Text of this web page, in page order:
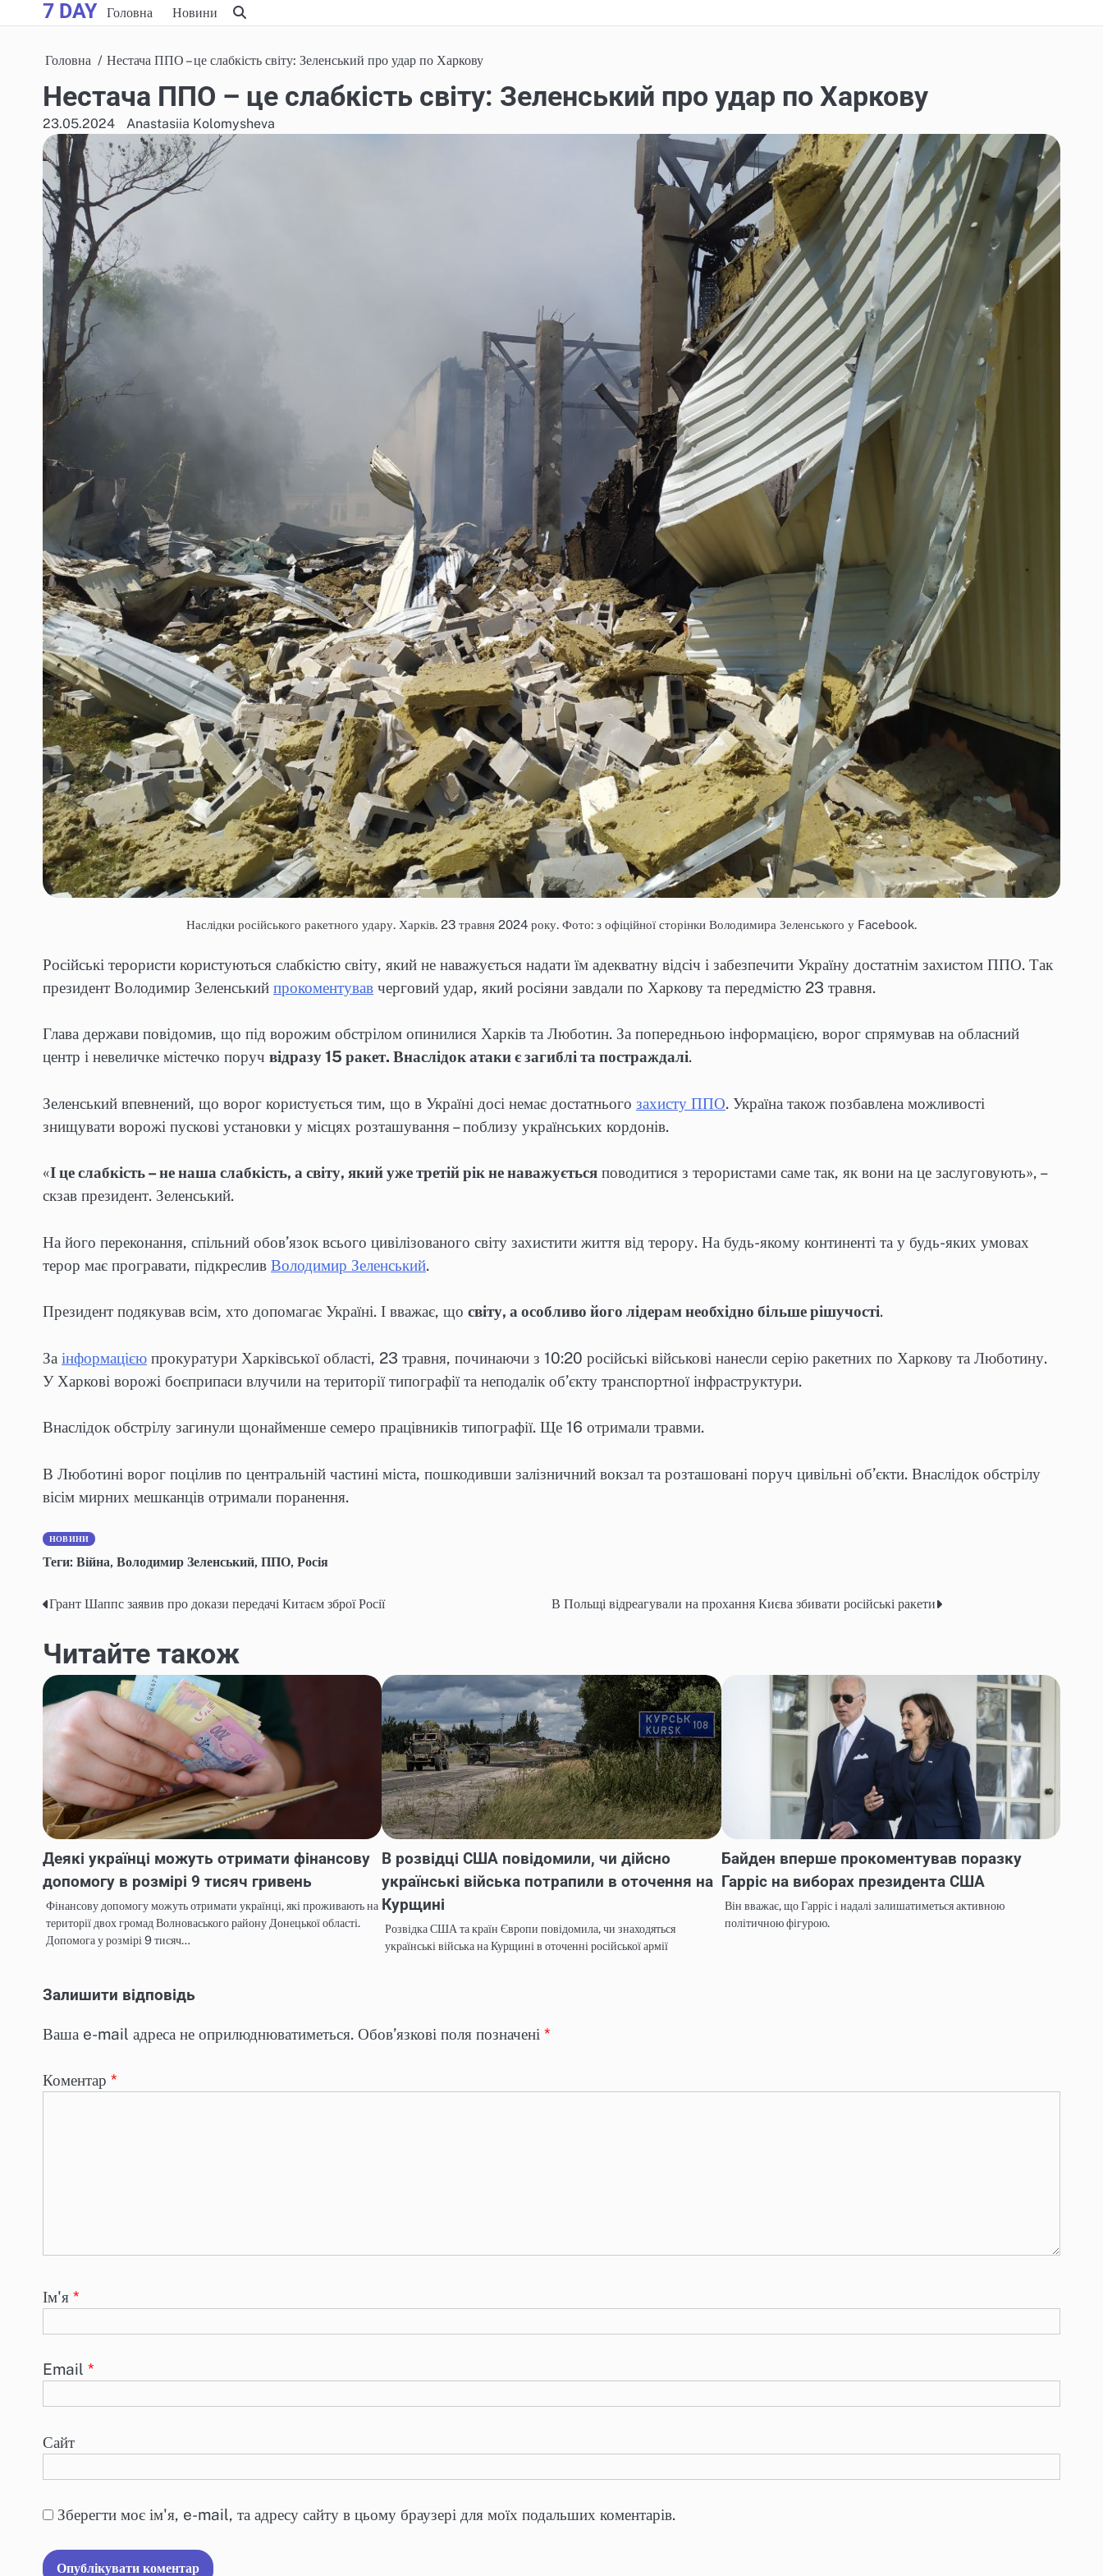
to
7 DAY Головна Новини
Головна Нестача ППО – це слабкість світу: Зеленський про удар по Харкову
Нестача ППО – це слабкість світу: Зеленський про удар по Харкову
23.05.2024 Anastasiia Kolomysheva
Наслідки російського ракетного удару. Харків. 23 травня 2024 року. Фото: з офіційної сторінки Володимира Зеленського у Facebook.
Російські терористи користуються слабкістю світу, який не наважується надати їм адекватну відсіч і забезпечити Україну достатнім захистом ППО. Так
президент Володимир Зеленський прокоментував черговий удар, який росіяни завдали по Харкову та передмістю 23 травня.
Глава держави повідомив, що під ворожим обстрілом опинилися Харків та Люботин. За попередньою інформацією, ворог спрямував на обласний
центр і невеличке містечко поруч відразу 15 ракет. Внаслідок атаки є загиблі та постраждалі.
Зеленський впевнений, що ворог користується тим, що в Україні досі немає достатнього захисту ППО. Україна також позбавлена можливості
знищувати ворожі пускові установки у місцях розташування – поблизу українських кордонів.
«І це слабкість – не наша слабкість, а світу, який уже третій рік не наважується поводитися з терористами саме так, як вони на це заслуговують», –
скзав президент. Зеленський.
На його переконання, спільний обов’язок всього цивілізованого світу захистити життя від терору. На будь-якому континенті та у будь-яких умовах
терор має програвати, підкреслив Володимир Зеленський.
Президент подякував всім, хто допомагає Україні. І вважає, що світу, а особливо його лідерам необхідно більше рішучості.
За інформацією прокуратури Харківської області, 23 травня, починаючи з 10:20 російські військові нанесли серію ракетних по Харкову та Люботину.
У Харкові ворожі боєприпаси влучили на території типографії та неподалік об’єкту транспортної інфраструктури.
Внаслідок обстрілу загинули щонайменше семеро працівників типографії. Ще 16 отримали травми.
В Люботині ворог поцілив по центральній частині міста, пошкодивши залізничний вокзал та розташовані поруч цивільні об’єкти. Внаслідок обстрілу
вісім мирних мешканців отримали поранення.
НОВИНИ
Теги: Війна, Володимир Зеленський, ППО, Росія
Навігація
записів
Грант Шаппс заявив про докази передачі Китаєм зброї Росії В Польщі відреагували на прохання Києва збивати російські ракети
Читайте також
Деякі українці можуть отримати фінансову
допомогу в розмірі 9 тисяч гривень
Фінансову допомогу можуть отримати українці, які проживають на
території двох громад Волноваського району Донецької області.
Допомога у розмірі 9 тисяч…
В розвідці США повідомили, чи дійсно
українські війська потрапили в оточення на
Курщині
Розвідка США та країн Європи повідомила, чи знаходяться
українські війська на Курщині в оточенні російської армії
Байден вперше прокоментував поразку
Гарріс на виборах президента США
Він вважає, що Гарріс і надалі залишатиметься активною
політичною фігурою.
Залишити відповідь
Ваша e-mail адреса не оприлюднюватиметься. Обов’язкові поля позначені *
Коментар *
Ім'я *
Email *
Сайт
Зберегти моє ім'я, e-mail, та адресу сайту в цьому браузері для моїх подальших коментарів.